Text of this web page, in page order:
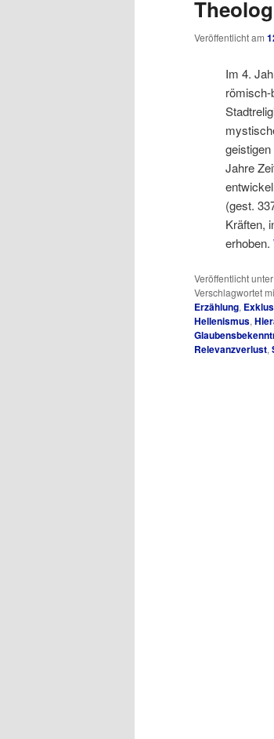
Veröffentlicht am
Im 4.
Jahre
(gest.
Kräften,
erhoben.
Veröffentlicht unter
Verschlagwortet
Erzählung,
Hellenismus,
Relevanzverlust,